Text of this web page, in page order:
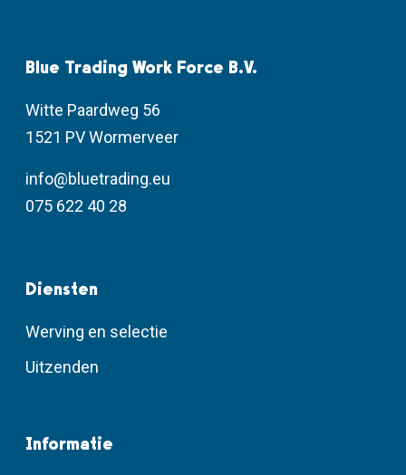
Blue Trading Work Force B.V.
Witte Paardweg 56
1521 PV Wormerveer
info@bluetrading.eu
075 622 40 28
Diensten
Werving en selectie
Uitzenden
Informatie